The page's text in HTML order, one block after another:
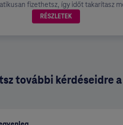
fizethetsz, így időt takarítasz
RÉSZLETEK
további kérdéseidre